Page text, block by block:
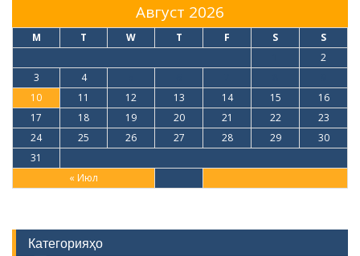
Август 2026
M T W T F S S
« Июл
2
3
4
10
11 12 13 14 15
16
17
18 19 20 21 22
23
24
25 26 27 28 29
30
31
Категорияҳо